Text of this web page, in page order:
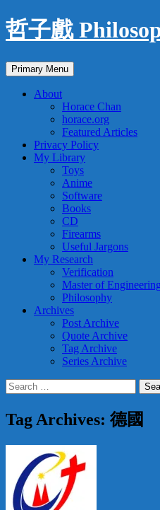
Skip
to
哲子戲
Search
Primary Menu
About
Horace Chan
horace.org
Featured Articles
Privacy Policy
My Library
Toys
Anime
Software
Books
CD
Firearms
Useful Jargons
My Research
Verification
Master of Engineering
Philosophy
Archives
Post Archive
Quote Archive
Tag Archive
Series Archive
Search
for:
Tag Archives: 德國